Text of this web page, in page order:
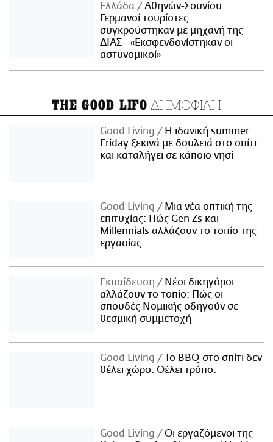
Ελλάδα
Αθηνών-Σουνίου:
Γερμανοί τουρίστες
συγκρούστηκαν με μηχανή της
ΔΙΑΣ - «Εκσφενδονίστηκαν οι
αστυνομικοί»
THE GOOD LIFO ΔΗΜΟΦΙΛΗ
Good Living
Η ιδανική summer
Friday ξεκινά με δουλειά στο σπίτι
και καταλήγει σε κάποιο νησί
Good Living
Μια νέα οπτική της
επιτυχίας: Πώς Gen Zs και
Millennials αλλάζουν το τοπίο της
εργασίας
Εκπαίδευση
Νέοι δικηγόροι
αλλάζουν το τοπίο: Πώς οι
σπουδές Νομικής οδηγούν σε
θεσμική συμμετοχή
Good Living
Το BBQ στο σπίτι δεν
θέλει χώρο. Θέλει τρόπο.
Good Living
Οι εργαζόμενοι της